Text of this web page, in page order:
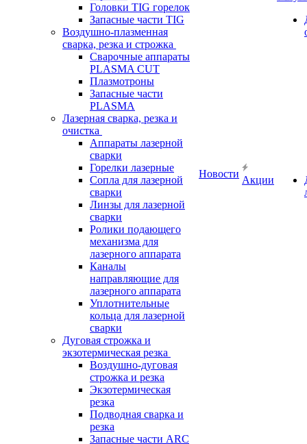
Головки TIG горелок
Запасные части TIG
Воздушно-плазменная
сварка, резка и строжка
Сварочные аппараты
PLASMA CUT
Плазмотроны
Запасные части
PLASMA
Лазерная сварка, резка и
очистка
Аппараты лазерной
сварки
Горелки лазерные
Сопла для лазерной
сварки
Линзы для лазерной
сварки
Ролики подающего
механизма для
лазерного аппарата
Каналы
направляющие для
лазерного аппарата
Уплотнительные
кольца для лазерной
сварки
Дуговая строжка и
экзотермическая резка
Воздушно-дуговая
строжка и резка
Экзотермическая
резка
Подводная сварка и
резка
Запасные части ARC
Новости
Акции